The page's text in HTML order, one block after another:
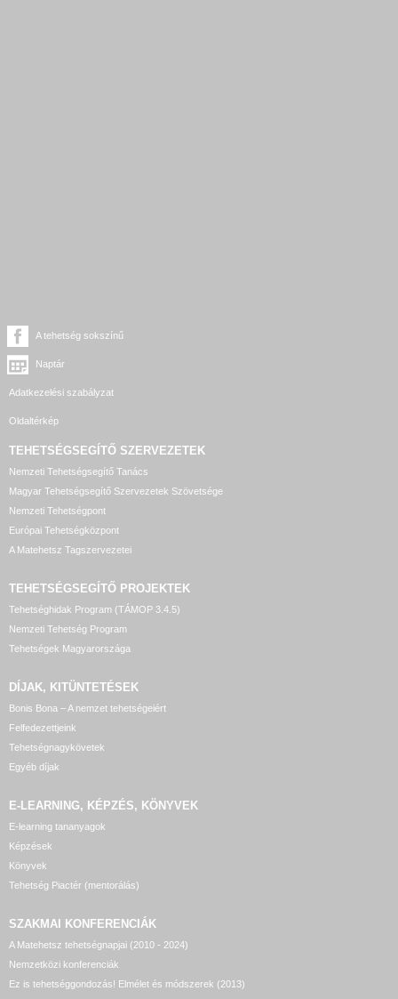
A tehetség sokszínű
Naptár
Adatkezelési szabályzat
Oldaltérkép
TEHETSÉGSEGÍTŐ SZERVEZETEK
Nemzeti Tehetségsegítő Tanács
Magyar Tehetségsegítő Szervezetek Szövetsége
Nemzeti Tehetségpont
Európai Tehetségközpont
A Matehetsz Tagszervezetei
TEHETSÉGSEGÍTŐ PROJEKTEK
Tehetséghidak Program (TÁMOP 3.4.5)
Nemzeti Tehetség Program
Tehetségek Magyarországa
DÍJAK, KITÜNTETÉSEK
Bonis Bona – A nemzet tehetségeiért
Felfedezettjeink
Tehetségnagykövetek
Egyéb díjak
E-LEARNING, KÉPZÉS, KÖNYVEK
E-learning tananyagok
Képzések
Könyvek
Tehetség Piactér (mentorálás)
SZAKMAI KONFERENCIÁK
A Matehetsz tehetségnapjai (2010 - 2024)
Nemzetközi konferenciák
Ez is tehetséggondozás! Elmélet és módszerek (2013)